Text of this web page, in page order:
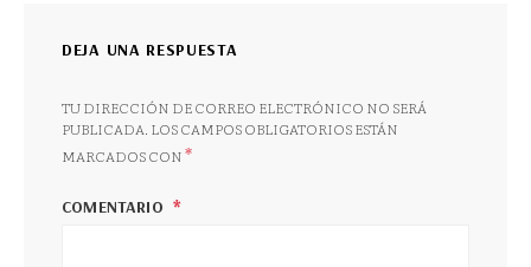
DEJA UNA RESPUESTA
TU DIRECCIÓN DE CORREO ELECTRÓNICO NO SERÁ
PUBLICADA. LOS CAMPOS OBLIGATORIOS ESTÁN
MARCADOS CON*
COMENTARIO